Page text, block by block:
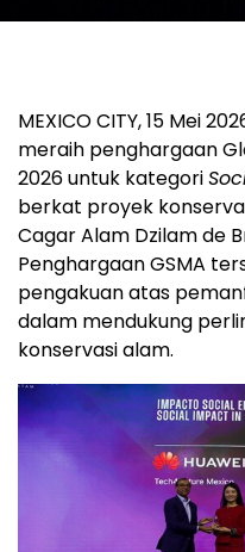
MEXICO CITY, 15 Mei
meraih penghargaan
2026 untuk kategori
berkat proyek
Cagar Alam Dzilam de
Penghargaan GSMA
pengakuan atas
dalam mendukung
konservasi alam.